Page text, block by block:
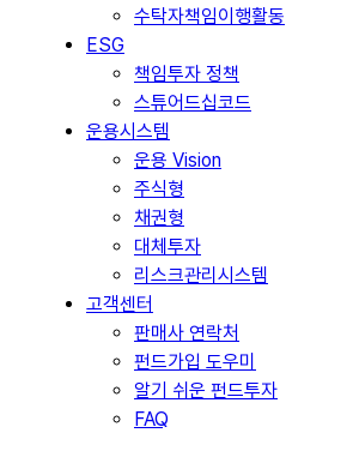
수탁자책임이행활동
ESG
책임투자 정책
스튜어드십코드
운용시스템
운용 Vision
주식형
채권형
대체투자
리스크관리시스템
고객센터
판매사 연락처
펀드가입 도우미
알기 쉬운 펀드투자
FAQ